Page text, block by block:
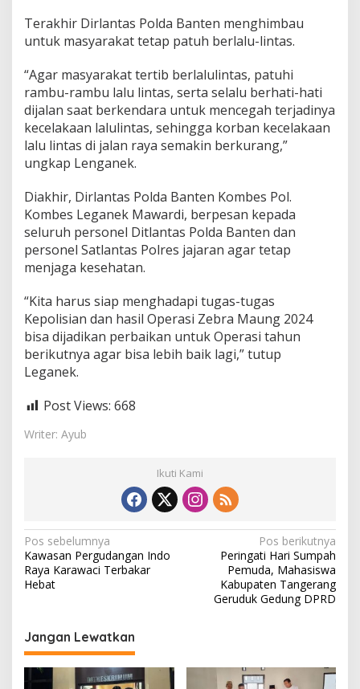
Terakhir Dirlantas Polda Banten menghimbau
untuk masyarakat tetap patuh berlalu-lintas.
“Agar masyarakat tertib berlalulintas, patuhi
rambu-rambu lalu lintas, serta selalu berhati-hati
dijalan saat berkendara untuk mencegah terjadinya
kecelakaan lalulintas, sehingga korban kecelakaan
lalu lintas di jalan raya semakin berkurang,”
ungkap Lenganek.
Diakhir, Dirlantas Polda Banten Kombes Pol.
Kombes Leganek Mawardi, berpesan kepada
seluruh personel Ditlantas Polda Banten dan
personel Satlantas Polres jajaran agar tetap
menjaga kesehatan.
“Kita harus siap menghadapi tugas-tugas
Kepolisian dan hasil Operasi Zebra Maung 2024
bisa dijadikan perbaikan untuk Operasi tahun
berikutnya agar bisa lebih baik lagi,” tutup
Leganek.
Post Views: 668
Writer: Ayub
Ikuti Kami
N
a
v
g
a
s
Pos sebelumnya
Kawasan Pergudangan Indo
Raya Karawaci Terbakar
Hebat
Pos berikutnya
Peringati Hari Sumpah
Pemuda, Mahasiswa
Kabupaten Tangerang
Geruduk Gedung DPRD
Jangan Lewatkan